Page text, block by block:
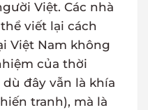
Việt. Các nhà
viết lại cách
Việt Nam không
của thời
đây vẫn là khía
tranh), mà là